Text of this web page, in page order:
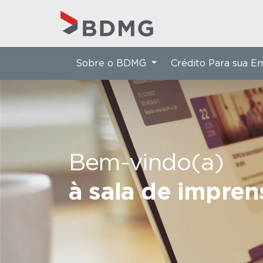
Bem-vindo(a)
à sala de
Sobre o BDMG Crédito Para sua